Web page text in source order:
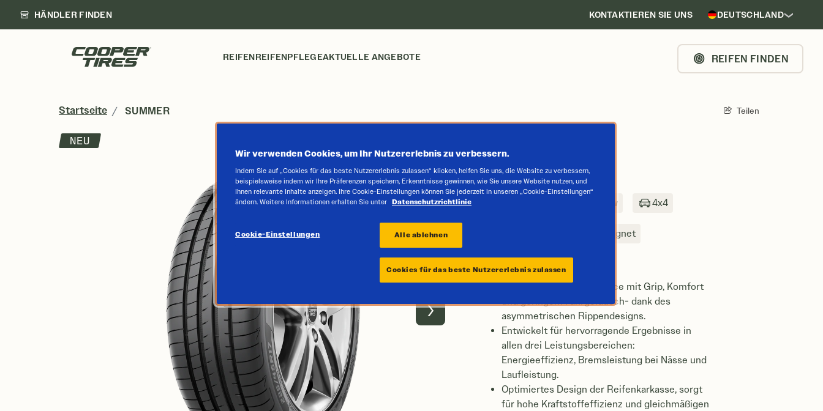
HÄNDLER FINDEN KONTAKTIEREN SIE UNS DEUTSCHLAND
REIFENREIFENPFLEGEAKTUELLE ANGEBOTE REIFEN FINDEN
Startseite SUMMER Teilen
SUMMER
NEU
Next
Pkw 4x4
Für Elektrofahrzeuge geeignet
Für PKW und SUVs
Ausgewogene Performance mit Grip, Komfort
und geringem Fahrgeräusch- dank des
asymmetrischen Rippendesigns.
Entwickelt für hervorragende Ergebnisse in
allen drei Leistungsbereichen:
Energieeffizienz, Bremsleistung bei Nässe und
Laufleistung.
Optimiertes Design der Reifenkarkasse, sorgt
für hohe Kraftstoffeffizienz und gleichmäßigen
Wir verwenden Cookies, um Ihr Nutzererlebnis zu verbessern.
Indem Sie auf „Cookies für das beste Nutzererlebnis zulassen“ klicken, helfen Sie uns, die Website zu verbessern,
beispielsweise indem wir Ihre Präferenzen speichern, Erkenntnisse gewinnen, wie Sie unsere Website nutzen, und
Ihnen relevante Inhalte anzeigen. Ihre Cookie-Einstellungen können Sie jederzeit in unseren „Cookie-Einstellungen“
ändern. Weitere Informationen erhalten Sie unter Datenschutzrichtlinie
Cookie-Einstellungen Alle ablehnen
Cookies für das beste Nutzererlebnis zulassen